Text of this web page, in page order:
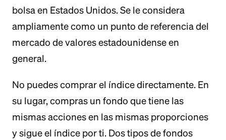
bolsa en Estados Unidos. Se le considera
ampliamente como un punto de referencia del
mercado de valores estadounidense en
general.
No puedes comprar el índice directamente. En
su lugar, compras un fondo que tiene las
mismas acciones en las mismas proporciones
y sigue el índice por ti. Dos tipos de fondos